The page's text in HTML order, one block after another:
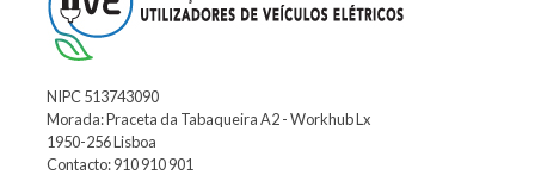
NIPC 513743090
Morada: Praceta da Tabaqueira A2 - Workhub Lx
1950-256 Lisboa
Contacto: 910 910 901